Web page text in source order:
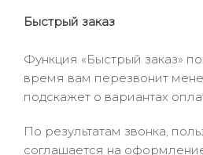
Быстрый заказ
Функция «Быстрый заказ»
время вам перезвонит
подскажет о вариантах
По результатам звонка,
соглашается на